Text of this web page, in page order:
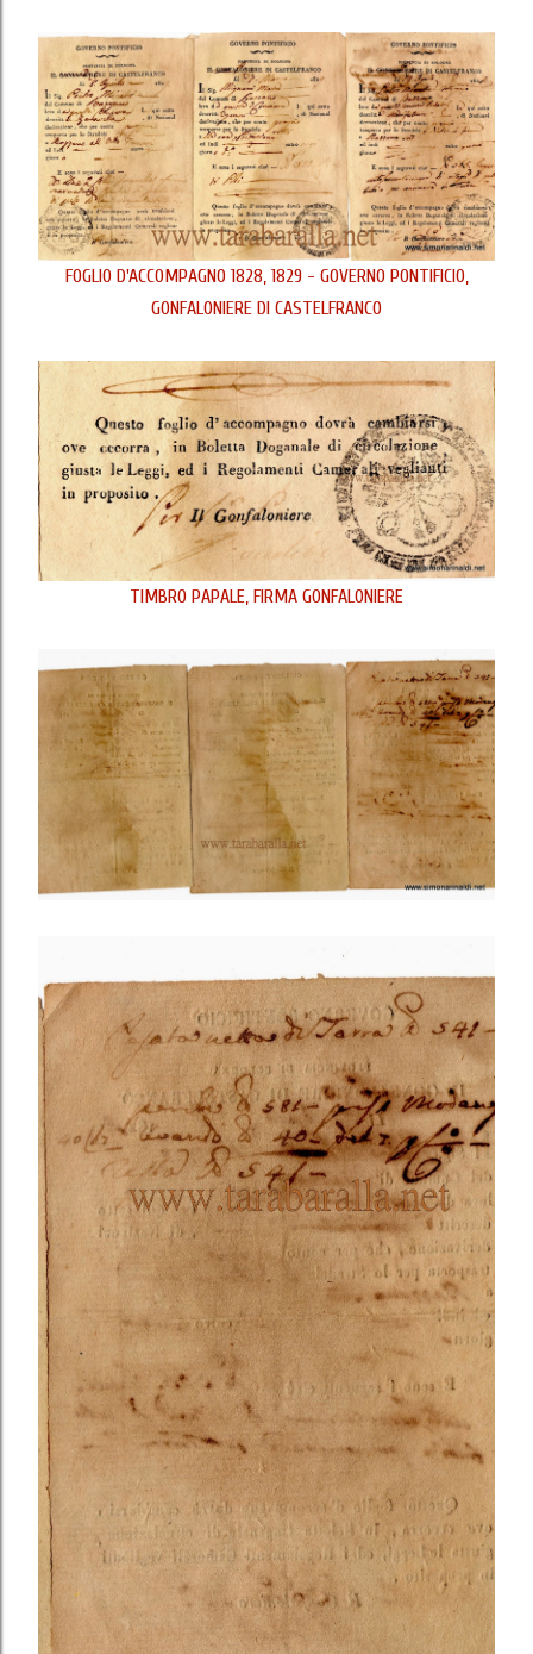
FOGLIO D'ACCOMPAGNO 1828, 1829 - GOVERNO PONTIFICIO,
GONFALONIERE DI CASTELFRANCO
TIMBRO PAPALE, FIRMA GONFALONIERE